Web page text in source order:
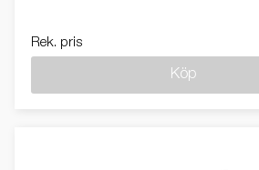
Rek. pris
Köp